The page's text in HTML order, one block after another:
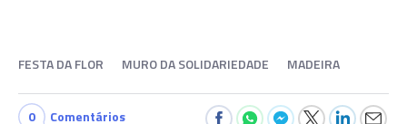
FESTA DA FLOR MURO DA SOLIDARIEDADE MADEIRA
0 Comentários